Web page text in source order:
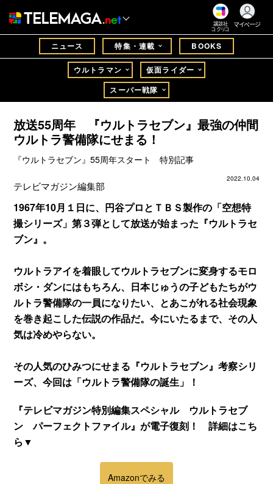
講談社
コクリコ
マイページ
ニュース 特集・連載 BOOKS
ウルトラマン
仮面ライダー
スーパー戦隊
放送55周年 『ウルトラセブン』最強の仲間
ウルトラ警備隊にせまる！
『ウルトラセブン』55周年スタート 特別記事
2022.10.04
テレビマガジン編集部
1967年10月１日に、円谷プロとＴＢＳ製作の「空想特
撮シリーズ」第３弾として放送が始まった『ウルトラセ
ブン』。
ウルトラアイを着眼してウルトラセブンに変身するモロ
ボシ・ダンにはもちろん、日本じゅうの子どもたちがウ
ルトラ警備隊の一員になりたい、とあこがれる社会現象
を巻き起こした伝説の作品だ。今にいたるまで、その人
気は冷めやらない。
その人気のひみつにせまる『ウルトラセブン』考察シリ
ーズ、今回は「ウルトラ警備隊の誕生」！
『テレビマガジン特別編集スペシャル ウルトラセブ
ン パーフェクトファイル』が電子復刻！ 詳細はこち
ら▼
Amazonでみる